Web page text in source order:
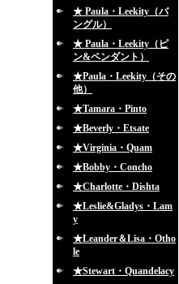
★ Paula・Leekity（バ
ングル）
★ Paula・Leekity（ピ
ン&ペンダント）
★Paula・Leekity（その
他）
★Tamara・Pinto
★Beverly・Etsate
★Virginia・Quam
★Bobby・Concho
★Charlotte・Dishta
★Leslie&Gladys・Lam
y
★Leander＆Lisa・Otho
le
★Stewart・Quandelacy